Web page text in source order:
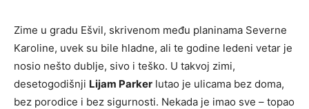
Zime u gradu Ešvil, skrivenom među planinama Severne
Karoline, uvek su bile hladne, ali te godine ledeni vetar je
nosio nešto dublje, sivo i teško. U takvoj zimi,
desetogodišnji Lijam Parker lutao je ulicama bez doma,
bez porodice i bez sigurnosti. Nekada je imao sve – topao